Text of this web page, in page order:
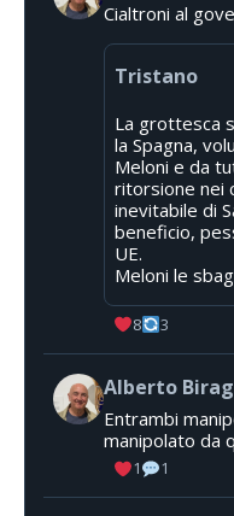
Cialtroni al
Tristano
La grottesca
la Spagna,
Meloni e da
ritorsione nei
inevitabile di
beneficio,
UE.
Meloni le
8 3
Alberto
Entrambi
manipolato da
1 1